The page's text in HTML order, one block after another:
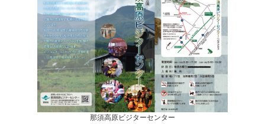
那須高原ビジターセンター